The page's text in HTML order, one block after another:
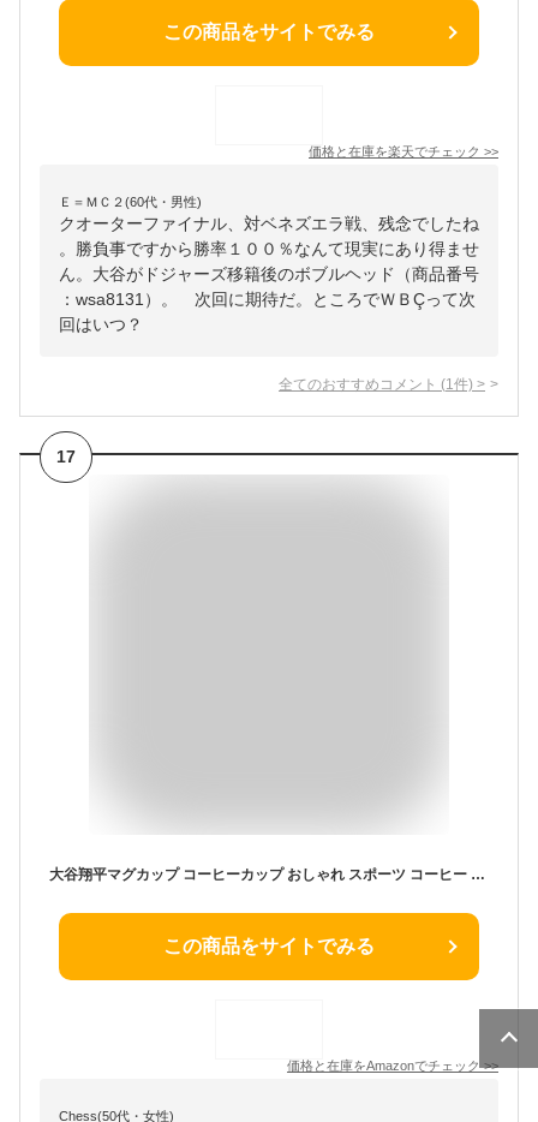
この商品をサイトでみる
価格と在庫を楽天でチェック >>
Ｅ＝ＭＣ２(60代・男性)
クオーターファイナル、対ベネズエラ戦、残念でしたね
。勝負事ですから勝率１００％なんて現実にあり得ませ
ん。大谷がドジャーズ移籍後のボブルヘッド（商品番号
：wsa8131）。 次回に期待だ。ところでＷＢÇって次
回はいつ？
全てのおすすめコメント (1 件) >
17
大谷翔平マグカップ コーヒーカップ おしゃれ スポーツ コーヒー カップ ミルクコップ 耐熱 軽量 マグ 大容量 330ml
この商品をサイトでみる
価格と在庫をAmazonでチェック>>
Chess(50代・女性)